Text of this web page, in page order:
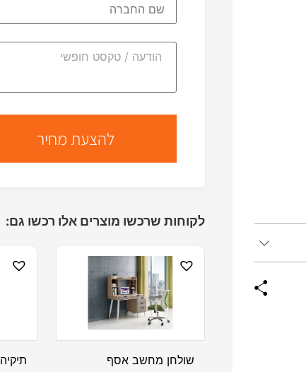
לקוחות שרכשו מוצרים אלו רכשו גם:
שולחן מחשב אסף תיקיה 3 קומות מתכת